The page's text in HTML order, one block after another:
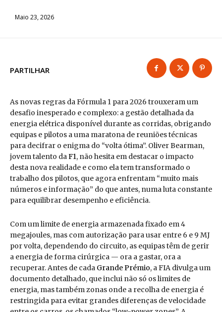
Maio 23, 2026
PARTILHAR
As novas regras da Fórmula 1 para 2026 trouxeram um
desafio inesperado e complexo: a gestão detalhada da
energia elétrica disponível durante as corridas, obrigando
equipas e pilotos a uma maratona de reuniões técnicas
para decifrar o enigma do “volta ótima”. Oliver Bearman,
jovem talento daF1, não hesita em destacar o impacto
desta nova realidade e como ela tem transformado o
trabalho dos pilotos, que agora enfrentam “muito mais
números e informação” do que antes, numa luta constante
para equilibrar desempenho e eficiência.
Com um limite de energia armazenada fixado em 4
megajoules, mas com autorização para usar entre 6 e 9 MJ
por volta, dependendo do circuito, as equipas têm de gerir
a energia de forma cirúrgica — ora a gastar, ora a
recuperar. Antes de cada Grande Prémio, a FIA divulga um
documento detalhado, que inclui não só os limites de
energia, mas também zonas onde a recolha de energia é
restringida para evitar grandes diferenças de velocidade